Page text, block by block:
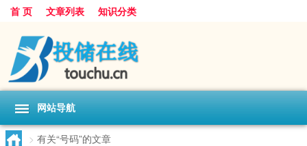
首 页 文章列表 知识分类
网站导航
> 有关“号码”的文章